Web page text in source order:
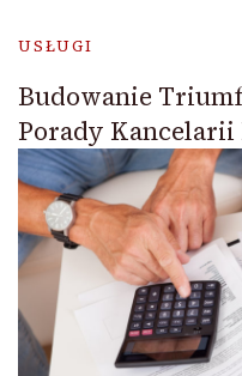
USŁUGI
Budowanie
Porady